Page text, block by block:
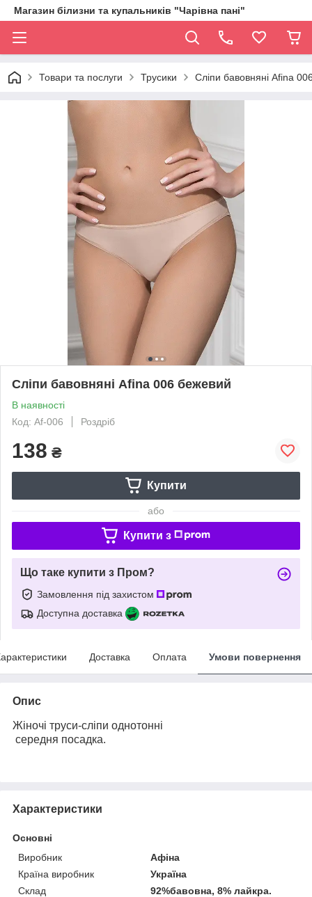
Магазин білизни та купальників "Чарівна пані"
Товари та послуги Трусики Сліпи бавовняні Afina
Сліпи бавовняні Afina 006 бежевий
В наявності
Код: Af-006
Роздріб
138 ₴
Купити
або
Купити з
Що таке купити з Пром?
Замовлення під захистом
Доступна доставка
Доставка Оплата Умови повернення
Опис
Жіночі труси-сліпи однотонні
середня посадка.
Характеристики
Основні
Виробник
Афіна
Країна виробник
Україна
Склад
92%бавовна, 8% лайкра.